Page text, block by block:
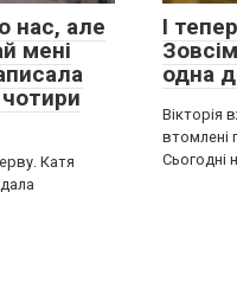
нас, але
мені
Катя
І
одна
Вікторія
втомлені
Сьогодні